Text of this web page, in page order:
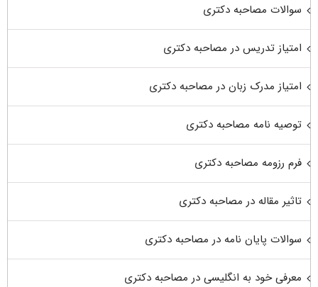
سوالات مصاحبه دکتری
امتیاز تدریس در مصاحبه دکتری
امتیاز مدرک زبان در مصاحبه دکتری
توصیه نامه مصاحبه دکتری
فرم رزومه مصاحبه دکتری
تاثیر مقاله در مصاحبه دکتری
سوالات پایان نامه در مصاحبه دکتری
معرفی خود به انگلیسی در مصاحبه دکتری